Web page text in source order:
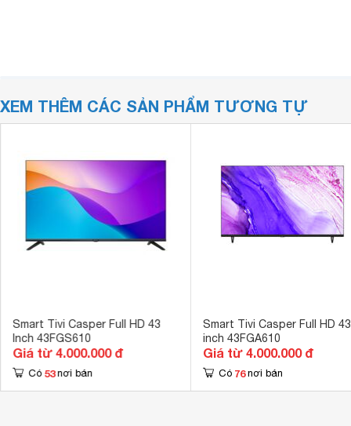
XEM THÊM CÁC SẢN PHẨM TƯƠNG TỰ
Smart Tivi Casper Full HD 43
Inch 43FGS610
Giá từ 4.000.000 đ
Có 53 nơi bán
Smart Tivi Casper Full HD 43
inch 43FGA610
Giá từ 4.000.000 đ
Có 76 nơi bán